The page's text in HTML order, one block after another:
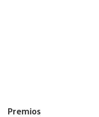
Premios